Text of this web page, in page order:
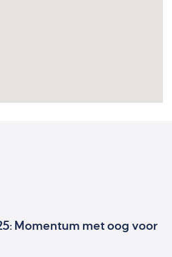
Momentum met oog voor